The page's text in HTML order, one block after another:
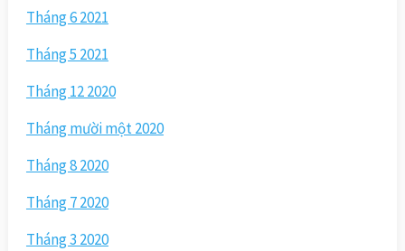
Tháng 6 2021
Tháng 5 2021
Tháng 12 2020
Tháng mười một 2020
Tháng 8 2020
Tháng 7 2020
Tháng 3 2020